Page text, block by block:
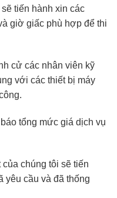
tiến hành xin các
giờ giấc phù hợp để thi
cử các nhân viên kỹ
với các thiết bị máy
tổng mức giá dịch vụ
chúng tôi sẽ tiến
yêu cầu và đã thống